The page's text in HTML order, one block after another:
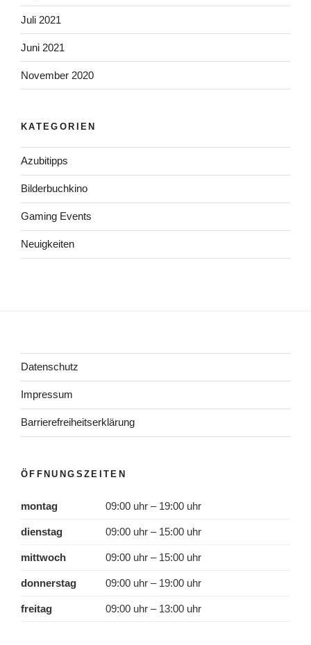
Juli 2021
Juni 2021
November 2020
KATEGORIEN
Azubitipps
Bilderbuchkino
Gaming Events
Neuigkeiten
Datenschutz
Impressum
Barrierefreiheitserklärung
ÖFFNUNGSZEITEN
montag 09:00 uhr – 19:00 uhr
dienstag 09:00 uhr – 15:00 uhr
mittwoch 09:00 uhr – 15:00 uhr
donnerstag 09:00 uhr – 19:00 uhr
freitag 09:00 uhr – 13:00 uhr